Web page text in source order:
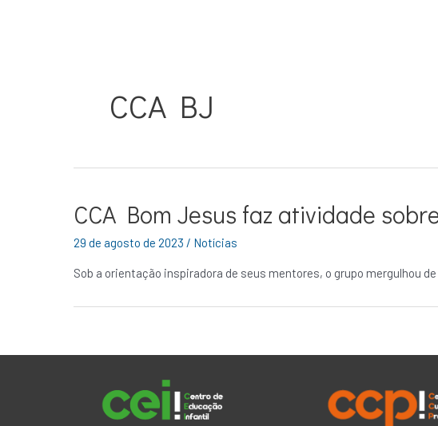
CCA BJ
CCA Bom Jesus faz atividade
29 de agosto de 2023 / Notícias
Sob a orientação inspiradora de seus mentores, o grupo mergulhou